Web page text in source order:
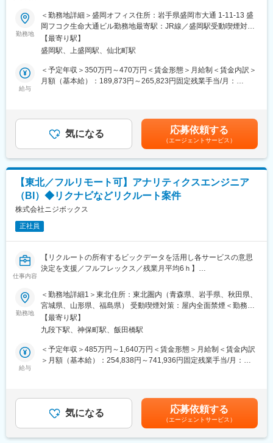
えられています。（基本的に週1出社し、その他は直行直帰）
・平均残業時間20時間／月。働き方も自らコントロールしやすい
環境です。
・毎朝、朝会を実施し、社員同士での進捗のフォロー
■他社との差別化ポイント
（2）売上のみではなく、とにかく顧客に寄り添い顧客や自動車業
界にとっての前進とは何かを考え抜く志向性の方が多い
L同じ顧客を長年担当し顧客との良好な関係性が深い営業担当が多
■キャリアパス：
将来的には営業内での昇格はもちろん、営業戦略部門や子会社へ
の出向、IT部門へ転身など豊富なキャリア選択も可能となりま
す。
変更の範囲：会社の定める業務
■募集背景：
楽天トラベル独自の施策と楽天エコシステムのクロスユースが功
を奏し、シェアを拡大しております。今後もインバウンドなどあ
らゆる面でより一層宿泊施設様とのリレーションを強化し、より
魅力的なOTAを目指していきたいと考えております。
・最新のマーケットトレンドの把握、理解
・宿泊施設様の現状把握（アクセス人数、予約率、予約単価、予
・広告プロモーション出稿による集客強化施策提案
・マーケティング部門・編成部門と連携したプロモーション企画
への参加促進提案
自社のWEBマーケティングのノウハウや数値分析からコンサルテ
ィング提案へのスタイルを実践的に身に付けた後、より地域活性
に貢献できるチーム作りにも貢献いただきます。またキャリアの
希望に応じて小規模チームなどのマネジメント業務にもチャレン
ジいただきます。
■事業について：
採用情報・事業紹介・事業長メッセージ等：
https://corp.rakuten.co.jp/careers/travel/
■正社員登用について：
準、営業成績、TOEIC600点以上取得などの条件をクリアすると
「楽天トラベルサービス株式会社」へ正社員登用/転籍となりま
変更の範囲：会社の定める業務
勤務地
＜勤務地詳細＞盛岡オフィス住所：岩手県盛岡市大通 1-11-13 盛
岡フコク生命大通ビル勤務地最寄駅：JR線／盛岡駅受動喫煙対
策：屋内全面禁煙変更の範囲：会社の定める事業所（リモートワ
ーク含む）
【最寄り駅】
盛岡駅、上盛岡駅、仙北町駅
給与
＜予定年収＞350万円～470万円＜賃金形態＞月給制＜賃金内訳＞
月額（基本給）：189,873円～265,823円固定残業手当/月：
はあくまで想定であり、ご経験、スキルに応じ決定させて頂きま
す。■給与改定年2回■賞与年2回■決算賞与有賃金はあくまでも目
安の金額であり、選考を通じて上下する可能性があります。月給
(月額)は固定手当を含めた表記です。
気になる 応募依頼する
（エージェントサービス）
【東北／フルリモート可】アナリティクスエンジニア
（BI）◆リクナビなどリクルート案件
株式会社ニジボックス
正社員
仕事内容
【リクルートの所有するビックデータを活用し各サービスの意思
決定を支援／フルフレックス／残業月平均6ｈ】
『ホットペッパーグルメ』、『SUUMO』、『Airビジネスツール
ズ』といったリクルートの各サービスプロダクトにおけるAdobe
Analyticsを活用したデータ取得の要件定義、設計、開発、検証業
務を通じてユーザー行動データの取得と活用を支える役割を担っ
ていただきます。
◎Adobe Analyticsを用いた計測要件の定義
◎タグマネジメントツールの実装・管理
・JavaScriptによるカスタムイベントの実装
勤務地
＜勤務地詳細1＞東北住所：東北圏内（青森県、岩手県、秋田県、
宮城県、山形県、福島県） 受動喫煙対策：屋内全面禁煙＜勤務地
詳細2＞本社住所：東京都千代田区九段北1丁目14-6 九段坂上KS
ビル 南棟4階勤務地最寄駅：東京メトロ東西線半蔵門線／九段下
（リモートワーク含む）
【最寄り駅】
九段下駅、神保町駅、飯田橋駅
給与
＜予定年収＞485万円～1,640万円＜賃金形態＞月給制＜賃金内訳
＞月額（基本給）：254,838円～741,936円固定残業手当/月：
給与詳細は、経験、能力、年齢を考慮の上決定します。※固定残業
手当は「グレード手当」として支給します。■査定：年2回■賞
与：年2回（6月と12月）賃金はあくまでも目安の金額であり、選
考を通じて上下する可能性があります。月給(月額)は固定手当を含
気になる 応募依頼する
（エージェントサービス）